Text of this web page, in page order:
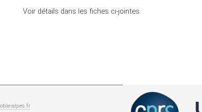
Voir détails dans les fiches ci-jointes.
alpes.fr